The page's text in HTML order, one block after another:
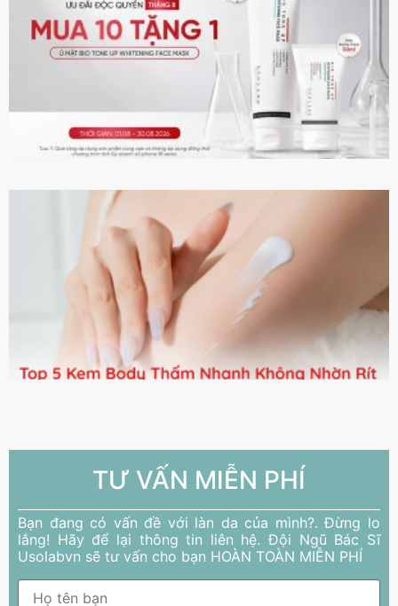
TƯ VẤN MIỄN PHÍ
Bạn đang có vấn đề với làn da của mình?. Đừng lo
lắng! Hãy để lại thông tin liên hệ. Đội Ngũ Bác Sĩ
Usolabvn sẽ tư vấn cho bạn HOÀN TOÀN MIỄN PHÍ